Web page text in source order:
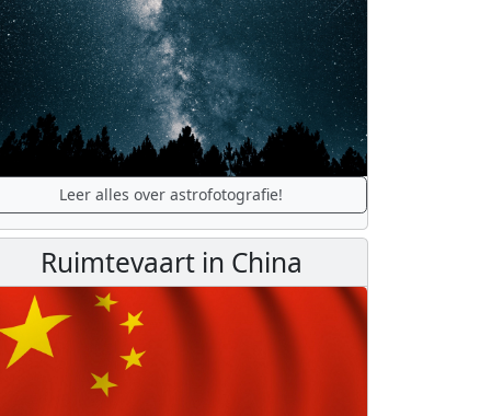
Leer alles over astrofotografie!
Ruimtevaart in China